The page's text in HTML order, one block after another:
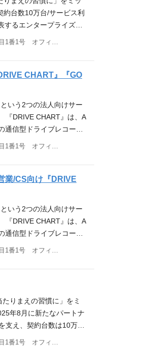
PdM／デザイナーを巻
りを行います。 ・した
いく方がよりマッチし
プリケーション、または
発・運用経験 （もしく
/運用/保守経験 ・クラウ
、リーン開発手法での
■求める人物像 ・モビリ
はなくサービスそのもの
と「柔軟性」を持って
・Flutter / Electron ・
・CI/CD: GitHub Actions
所属組織 エッジエ
能、スマホアプリ、エッ
考えて行動しています。
がら個々組織ともに成
く、ビジネス・サーバ
自部門のドメインに偏
に関与していくことが
当している特性上、お
ります。 応募要件 ■必
サービスを用いたチー
ソフトウェア開発の経
を用いたデータ・ログ分
GCPクラウドインフラを
の経験 ・海外（主に中
験 ■求める人物像 ・広
る方
けます。 開発環境 言語:
PostgreSQL / Big
ソースコード管理:
Studio Code GIS: PostG
ア4名の少数精鋭の組織
装、運用までエンジニア
を取りながら、真に必
密に連携しながらシス
・Go / Pythonによる開
ありキャッチアップ可能
の開発経験 ・SQLを用
パブリッククラウドを用
/ GIS / 地図に関する高
ムの開発経験 ・AWS
データの取得、加工、
とコミュニケーション
ステムのフロントエン
務で運転頂く為ではな
、技術だけではなく事
したコミュニケーショ
経験 ログイン率、機能
）などのデータを分析
• テックタッチ・ロー
用し、顧客の状態に合わ
利用者）視点での課題解
けるCS Ops（カスタ
ル（Tableau, Google L
• SQLを用いたデータ抽
要なデータを抽出して
ウェアを伴うSaaSの経
ルへの理解がある方 •
像 一人称かつチーム志
来る方 自ら手を動かし
を重視し、論理的にネ
」プロダクトを目指し
入・運用 ・VOC（顧客
分析し、開発・PdMチ
■ 必須要件（Must） ・
ジニア、またはシステ
ジニアチームとシステ
理的なコミュニケーシ
心とキャッチアップ力
プロダクト改善（UI/UX）
等）の管理・ディレクシ
） ・SQLを用いたデ
チュートリアル・ポッ
ル）やAIツールを活用
器（車載器・通信機器
ョンやネットワークに関
わせを「さばく」のでは
を持てる方 ・最新のテ
フローに落とし込む実
な体験のバランスを取り
、外部パートナーなど
ン・テクニカル対応】
WEB画面（SaaS） ・
対応と原因究明 ・1次対
ト、技術的支援、運用
・ユーザーの自己解決率
KPI管理 【顧客体験（C
」プロダクトを目指し
導入・運用 ・VOC（顧客
分析し、開発・PdMチ
■ 必須要件（Must） ・
ジニア、またはシステ
ジニアチームとシステ
理的なコミュニケーシ
ルなど）を活用して業
ロダクト改善（UI/UX）
等）の管理・ディレクシ
） ・SQLを用いたデ
ど） ・カスタマーサポー
ル）やAIツールを活用
器（車載器・通信機器
ョンやネットワークに関
わせを「さばく」のでは
を持てる方 ・最新のテ
台数10万台/サービス利
るエンタープライズ企
拡大しつつあるこのタ
目的として、営業企画
改善、②オペレーション
営業現場への展開 ・営
の検討、施策の実行、
した営業手法の磨きこ
）と連携した部門横断課
策のセールスへの落と
はなく、GOドライブ
業手法を企画、実行し
対する仮説立案、施策
改善させ、営業組織・事
ービス、Saasサービス
の作成経験 ・データ分
テム活用の経験 ・マネ
向でオーナーシップを
を厭わずに、自ら手を動
出来る方法を考え動け
となる 『DRIVE CHAR
り組んできたこと ※こ
CHART』『GO
いう2つの法人向けサー
『DRIVE CHART』は、A
信型ドライブレコーダ
の事故リスクの高い運
記録します。安全運転
業の交通事故リスク低減
、契約車両数10万台を
企業様に継続して利用
らない酒気帯び確認、
で効率良く実施できる
を狙い、2025年8月より
も、車両管理の安全性と
会の実現にも貢献して
認知獲得からリード獲
手を動かして一気通貫で
せず、事業成長に最も
ーと協力しながら泥臭
業/CS向け『DRIVE
いう2つの法人向けサー
『DRIVE CHART』は、A
信型ドライブレコーダ
の事故リスクの高い運
記録します。安全運転
業の交通事故リスク低減
、契約車両数10万台を
よるドライバー管理サ
ならない酒気帯び確認、
で効率良く実施できる
を狙い、2025年8月より
りまえの習慣に」をミ
年8月に新たなパートナ
支え、契約台数は10万台
プライズ企業にも複数